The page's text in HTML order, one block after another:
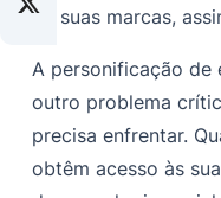
de suas marcas,
A personificação de
outro problema
precisa enfrentar.
obtêm acesso às